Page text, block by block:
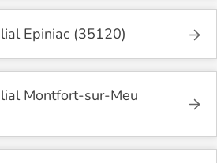
Epiniac (35120)
Montfort-sur-Meu